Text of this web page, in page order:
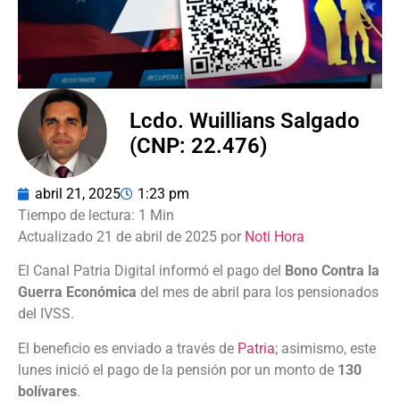
Lcdo. Wuillians Salgado
(CNP: 22.476)
abril 21, 2025 1:23 pm
Actualizado 21 de abril de 2025 por Noti Hora
El Canal Patria Digital informó el pago del Bono Contra la
Guerra Económica del mes de abril para los pensionados
del IVSS.
El beneficio es enviado a través de Patria; asimismo, este
lunes inició el pago de la pensión por un monto de 130
bolívares.